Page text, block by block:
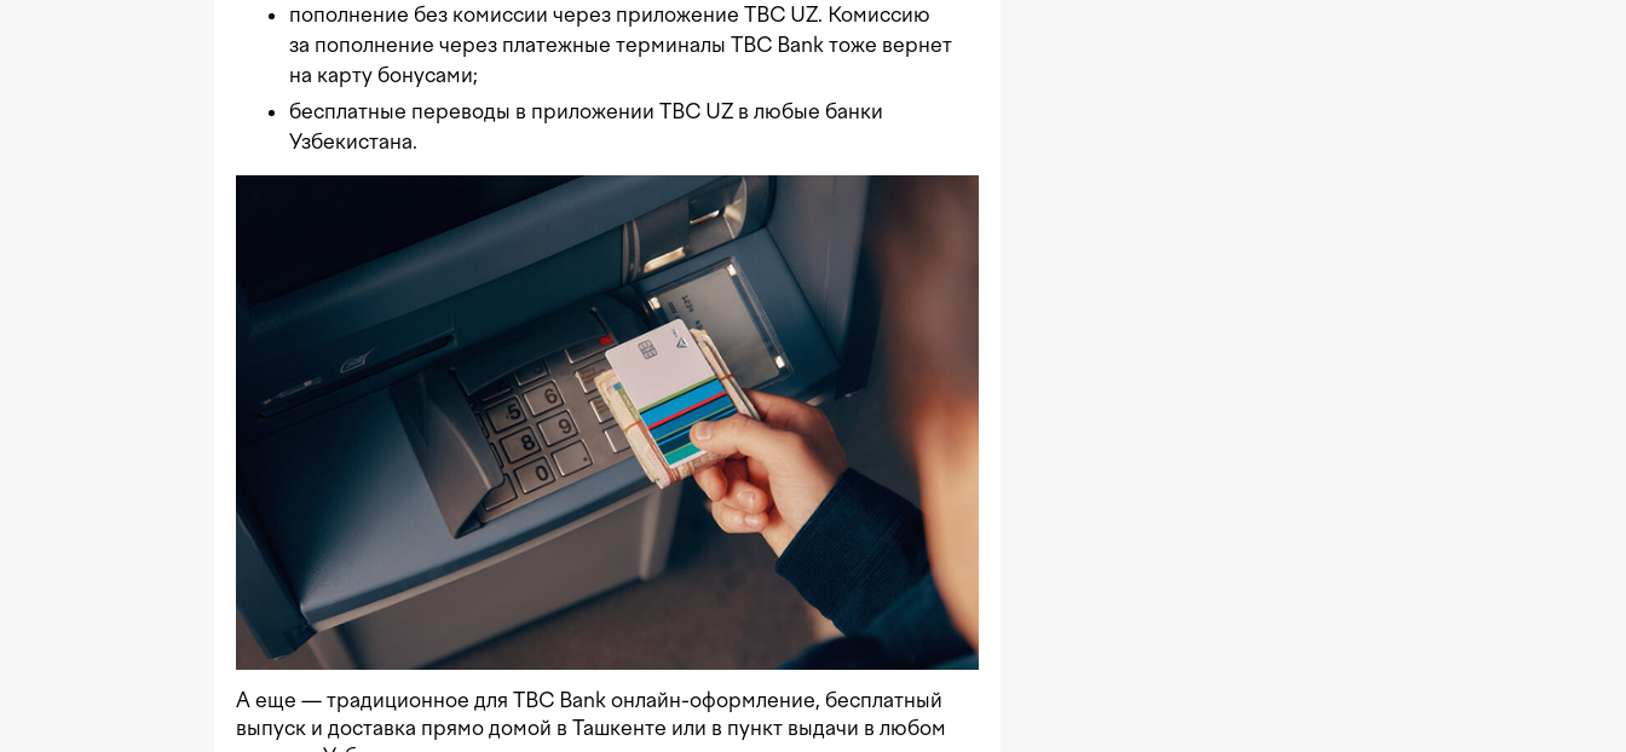
пополнение без комиссии через приложение TBC UZ. Комиссию
за пополнение через платежные терминалы TBC Bank тоже вернет
на карту бонусами;
бесплатные переводы в приложении TBC UZ в любые банки
Узбекистана.
А еще — традиционное для TBC Bank онлайн-оформление, бесплатный
выпуск и доставка прямо домой в Ташкенте или в пункт выдачи в любом